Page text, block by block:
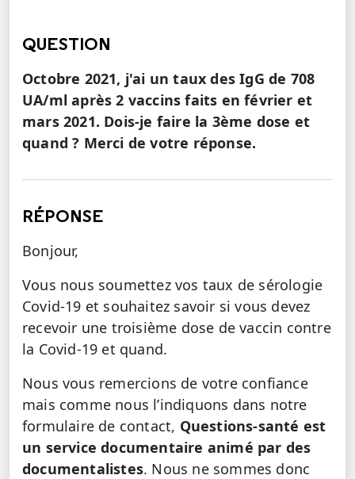
QUESTION
Octobre 2021, j'ai un taux des IgG de 708
UA/ml après 2 vaccins faits en février et
mars 2021. Dois-je faire la 3ème dose et
quand ? Merci de votre réponse.
RÉPONSE
Bonjour,
Vous nous soumettez vos taux de sérologie
Covid-19 et souhaitez savoir si vous devez
recevoir une troisième dose de vaccin contre
la Covid-19 et quand.
Nous vous remercions de votre confiance
mais comme nous l’indiquons dans notre
formulaire de contact, Questions-santé est
un service documentaire animé par des
documentalistes. Nous ne sommes donc